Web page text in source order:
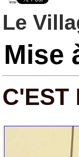
Le
Mise
C'EST